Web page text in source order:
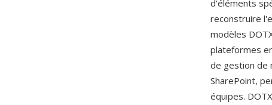
d'éléments
reconstruire
modèles
plateformes
de gestion de
SharePoint,
équipes.